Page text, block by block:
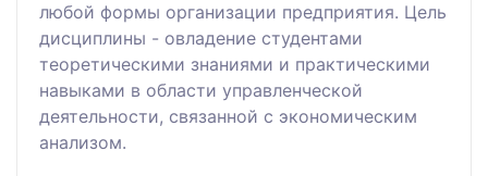
любой формы организации предприятия. Цель
дисциплины - овладение студентами
теоретическими знаниями и практическими
навыками в области управленческой
деятельности, связанной с экономическим
анализом.